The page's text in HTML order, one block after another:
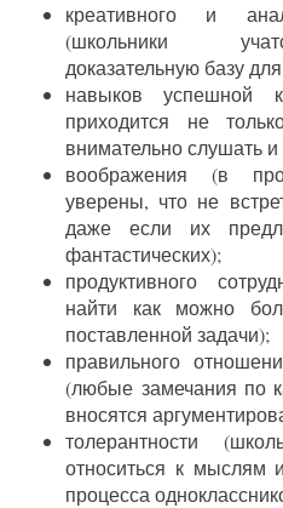
креативного и
(школьники
доказательную базу
навыков успешной
приходится не
внимательно слушать
воображения (в
уверены, что не
даже если их
фантастических);
продуктивного
найти как можно
поставленной задачи);
правильного
(любые замечания по
вносятся
толерантности
относиться к мыслям
процесса